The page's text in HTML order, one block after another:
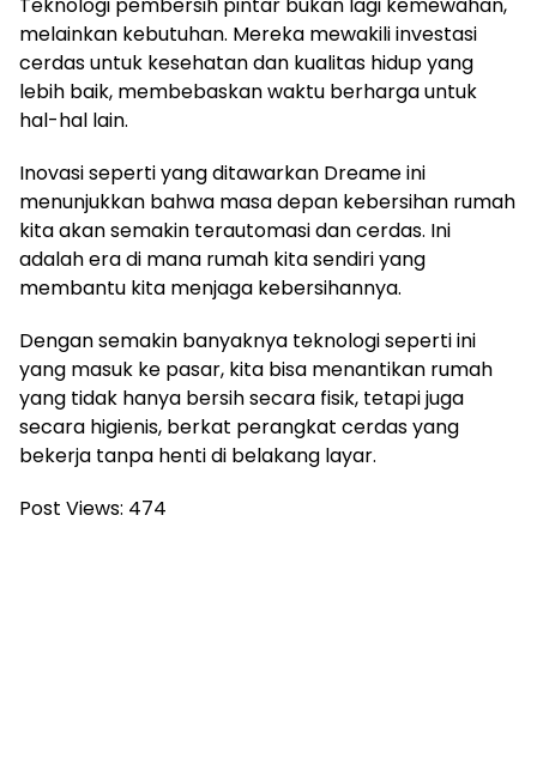
melainkan kebutuhan. Mereka mewakili investasi
cerdas untuk kesehatan dan kualitas hidup yang
lebih baik, membebaskan waktu berharga untuk
hal-hal lain.
Inovasi seperti yang ditawarkan Dreame ini
menunjukkan bahwa masa depan kebersihan rumah
kita akan semakin terautomasi dan cerdas. Ini
adalah era di mana rumah kita sendiri yang
membantu kita menjaga kebersihannya.
Dengan semakin banyaknya teknologi seperti ini
yang masuk ke pasar, kita bisa menantikan rumah
yang tidak hanya bersih secara fisik, tetapi juga
secara higienis, berkat perangkat cerdas yang
bekerja tanpa henti di belakang layar.
Post Views: 474